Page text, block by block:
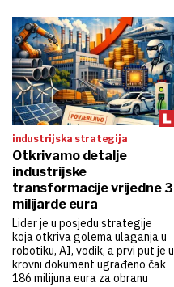
industrijska strategija
Otkrivamo detalje
industrijske
transformacije vrijedne 3
milijarde eura
Lider je u posjedu strategije
koja otkriva golema ulaganja u
robotiku, AI, vodik, a prvi put je u
krovni dokument ugrađeno čak
186 milijuna eura za obranu